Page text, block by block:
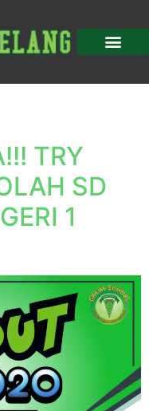
TRY
SD
1